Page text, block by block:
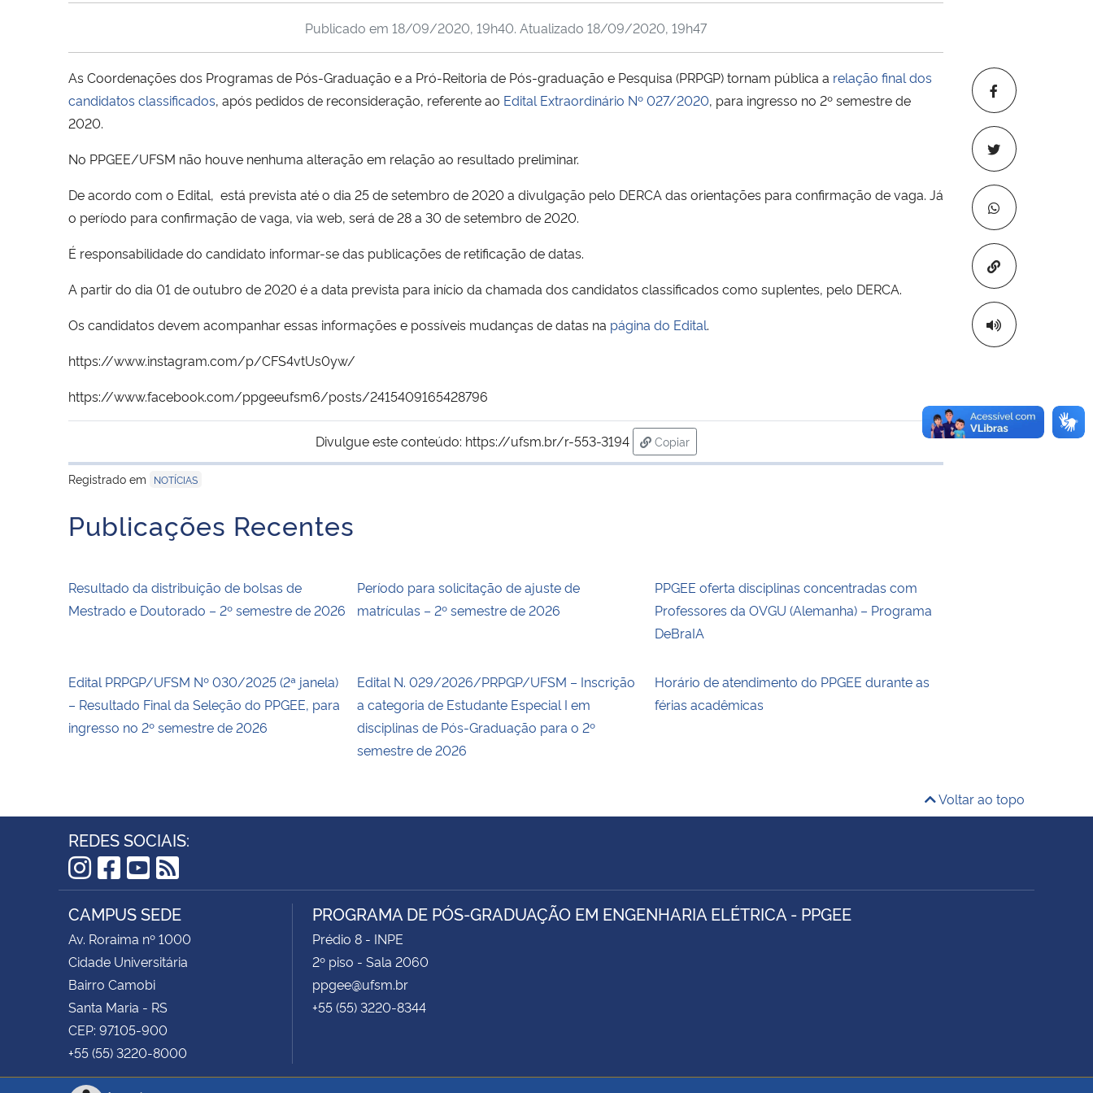
Copiar para
Publicado em 18/09/2020, 19h40. Atualizado 18/09/2020, 19h47
As Coordenações dos Programas de Pós-Graduação e a Pró-Reitoria de Pós-graduação e Pesquisa (PRPGP) tornam pública a relação final dos
candidatos classificados, após pedidos de reconsideração, referente ao Edital Extraordinário Nº 027/2020, para ingresso no 2º semestre de
2020.
No PPGEE/UFSM não houve nenhuma alteração em relação ao resultado preliminar.
De acordo com o Edital, está prevista até o dia 25 de setembro de 2020 a divulgação pelo DERCA das orientações para confirmação de vaga. Já
o período para confirmação de vaga, via web, será de 28 a 30 de setembro de 2020.
É responsabilidade do candidato informar-se das publicações de retificação de datas.
A partir do dia 01 de outubro de 2020 é a data prevista para início da chamada dos candidatos classificados como suplentes, pelo DERCA.
Os candidatos devem acompanhar essas informações e possíveis mudanças de datas na página do Edital.
https://www.instagram.com/p/CFS4vtUs0yw/
https://www.facebook.com/ppgeeufsm6/posts/2415409165428796
Divulgue este conteúdo: https://ufsm.br/r-553-3194
Copiar
para área de transferência
Registrado em
NOTÍCIAS
Publicações Recentes
Resultado da distribuição de bolsas de
Mestrado e Doutorado – 2º semestre de 2026
Período para solicitação de ajuste de
matrículas – 2º semestre de 2026
PPGEE oferta disciplinas concentradas com
Professores da OVGU (Alemanha) – Programa
DeBraIA
Edital PRPGP/UFSM Nº 030/2025 (2ª janela)
– Resultado Final da Seleção do PPGEE, para
ingresso no 2º semestre de 2026
Edital N. 029/2026/PRPGP/UFSM – Inscrição
a categoria de Estudante Especial I em
disciplinas de Pós-Graduação para o 2º
semestre de 2026
Horário de atendimento do PPGEE durante as
férias acadêmicas
Voltar ao topo
REDES SOCIAIS:
Instagram
Facebook
YouTube
RSS
CAMPUS SEDE
Av. Roraima nº 1000
Cidade Universitária
Bairro Camobi
Santa Maria - RS
CEP: 97105-900
+55 (55) 3220-8000
PROGRAMA DE PÓS-GRADUAÇÃO EM ENGENHARIA ELÉTRICA - PPGEE
Prédio 8 - INPE
2º piso - Sala 2060
ppgee@ufsm.br
+55 (55) 3220-8344